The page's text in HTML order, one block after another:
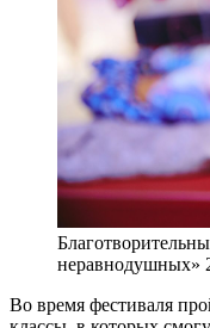
неравнодушных»
Во время фестиваля